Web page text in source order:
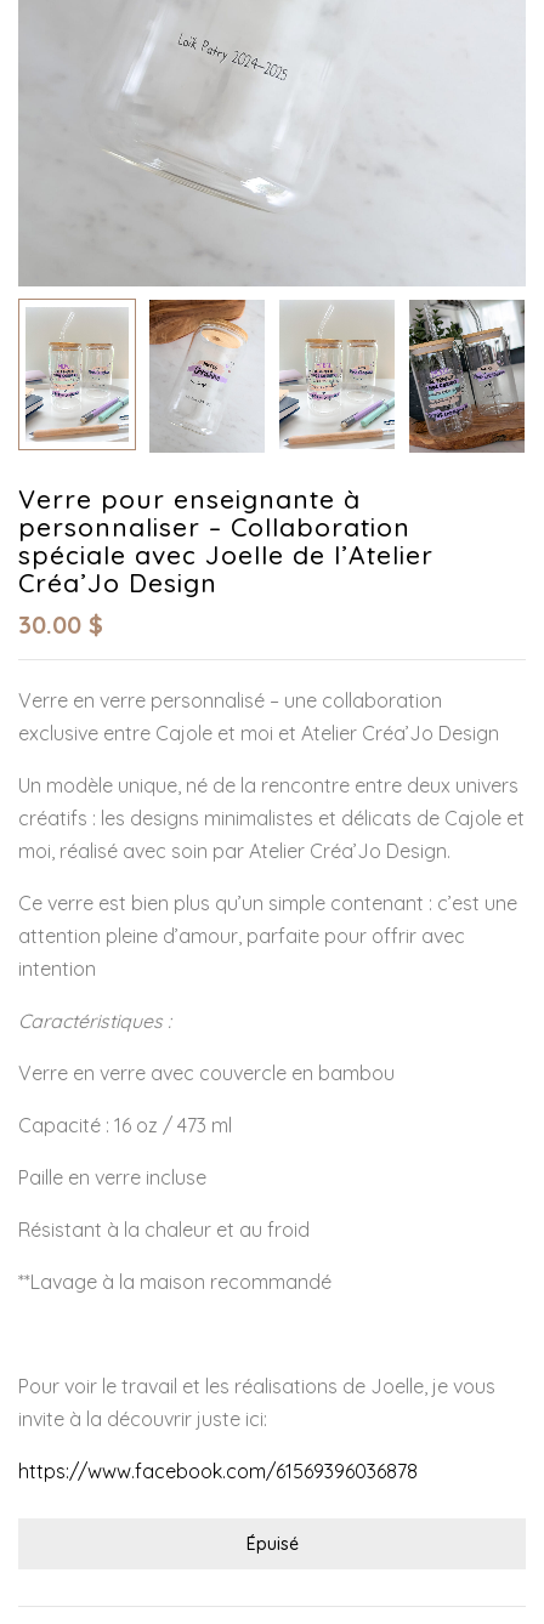
Verre pour enseignante à
personnaliser – Collaboration
spéciale avec Joelle de l’Atelier
Créa’Jo Design
30.00 $
Verre en verre personnalisé – une collaboration
exclusive entre Cajole et moi et Atelier Créa’Jo Design
Un modèle unique, né de la rencontre entre deux univers
créatifs : les designs minimalistes et délicats de Cajole et
moi, réalisé avec soin par Atelier Créa’Jo Design.
Ce verre est bien plus qu’un simple contenant : c’est une
attention pleine d’amour, parfaite pour offrir avec
intention
Caractéristiques :
Verre en verre avec couvercle en bambou
Capacité : 16 oz / 473 ml
Paille en verre incluse
Résistant à la chaleur et au froid
**Lavage à la maison recommandé
Pour voir le travail et les réalisations de Joelle, je vous
invite à la découvrir juste ici:
https://www.facebook.com/61569396036878
Épuisé